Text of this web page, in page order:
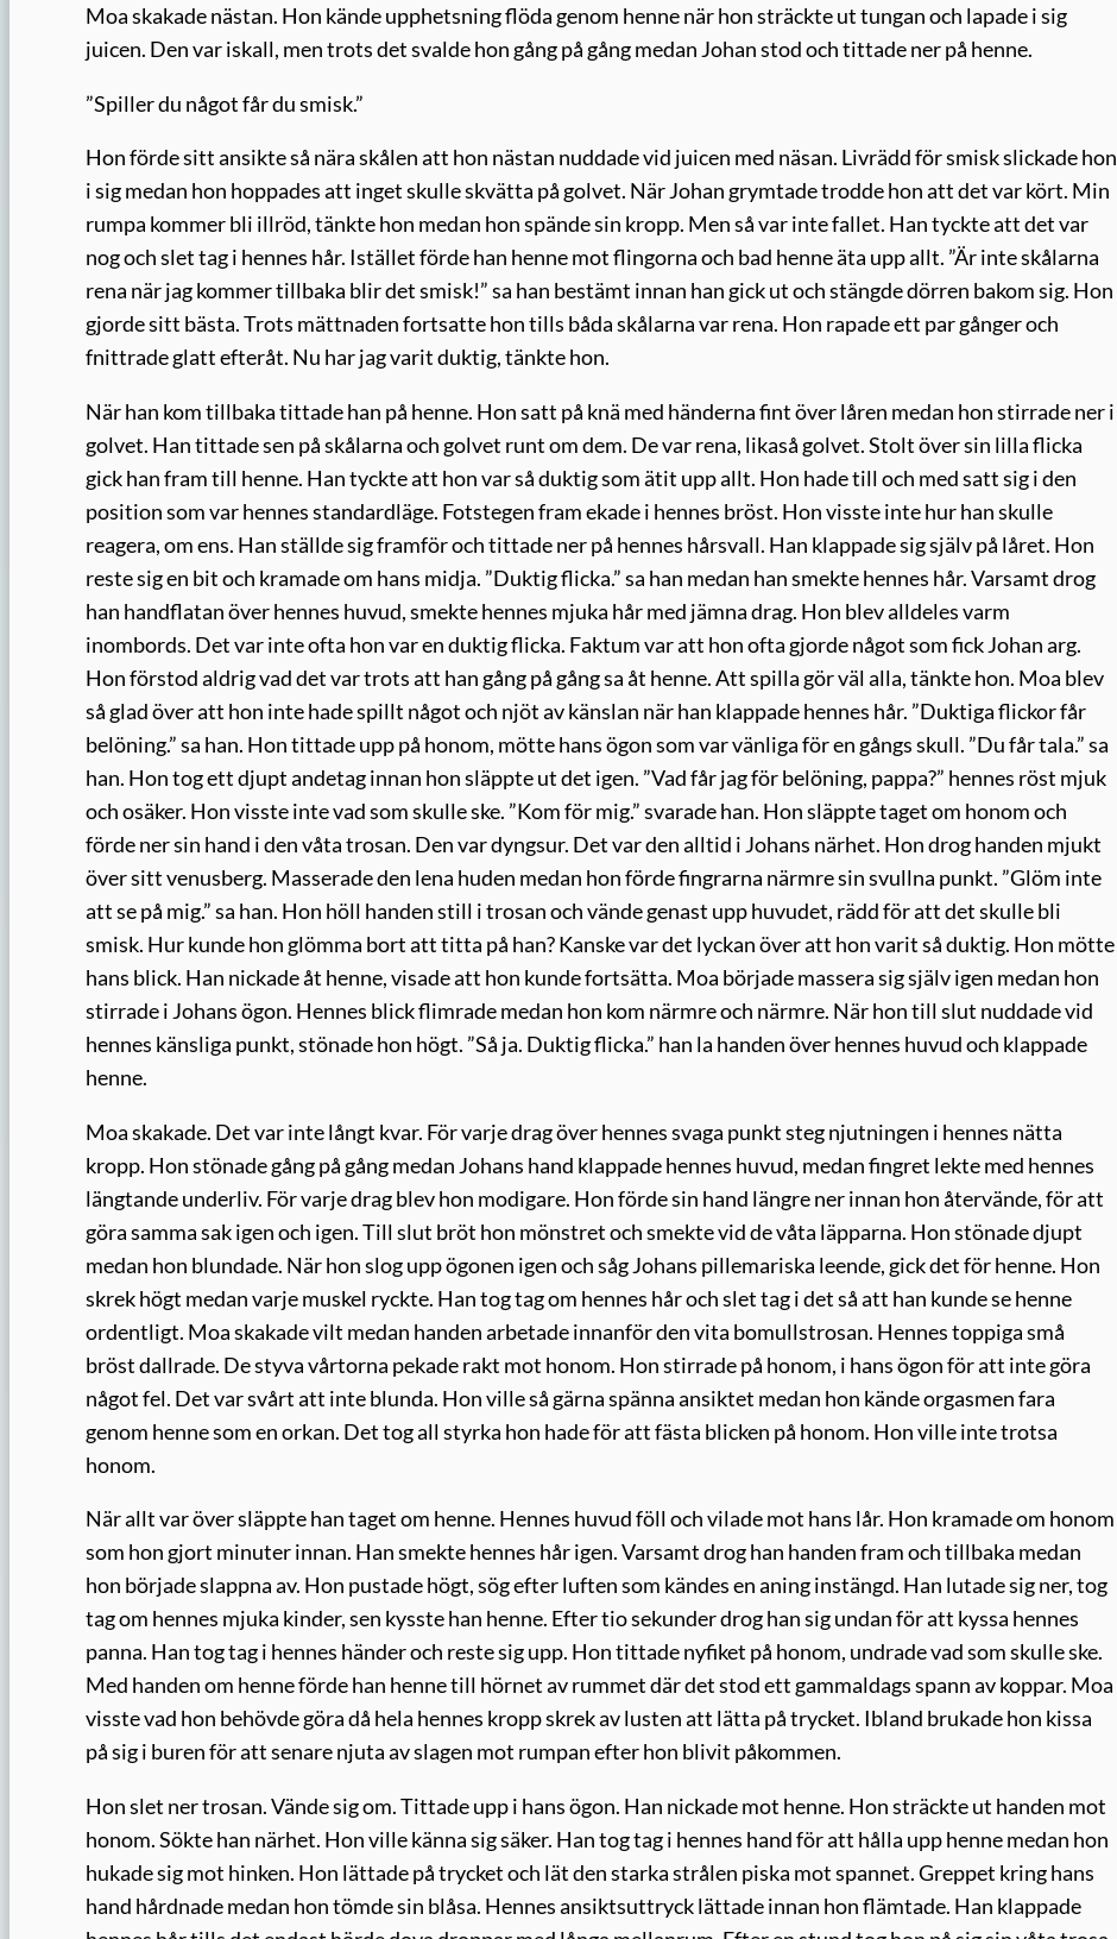
Moa skakade nästan. Hon kände upphetsning flöda genom henne när hon sträckte ut tungan och lapade i sig
juicen. Den var iskall, men trots det svalde hon gång på gång medan Johan stod och tittade ner på henne.
”Spiller du något får du smisk.”
Hon förde sitt ansikte så nära skålen att hon nästan nuddade vid juicen med näsan. Livrädd för smisk slickade hon
i sig medan hon hoppades att inget skulle skvätta på golvet. När Johan grymtade trodde hon att det var kört. Min
rumpa kommer bli illröd, tänkte hon medan hon spände sin kropp. Men så var inte fallet. Han tyckte att det var
nog och slet tag i hennes hår. Istället förde han henne mot flingorna och bad henne äta upp allt. ”Är inte skålarna
rena när jag kommer tillbaka blir det smisk!” sa han bestämt innan han gick ut och stängde dörren bakom sig. Hon
gjorde sitt bästa. Trots mättnaden fortsatte hon tills båda skålarna var rena. Hon rapade ett par gånger och
fnittrade glatt efteråt. Nu har jag varit duktig, tänkte hon.
När han kom tillbaka tittade han på henne. Hon satt på knä med händerna fint över låren medan hon stirrade ner i
golvet. Han tittade sen på skålarna och golvet runt om dem. De var rena, likaså golvet. Stolt över sin lilla flicka
gick han fram till henne. Han tyckte att hon var så duktig som ätit upp allt. Hon hade till och med satt sig i den
position som var hennes standardläge. Fotstegen fram ekade i hennes bröst. Hon visste inte hur han skulle
reagera, om ens. Han ställde sig framför och tittade ner på hennes hårsvall. Han klappade sig själv på låret. Hon
reste sig en bit och kramade om hans midja. ”Duktig flicka.” sa han medan han smekte hennes hår. Varsamt drog
han handflatan över hennes huvud, smekte hennes mjuka hår med jämna drag. Hon blev alldeles varm
inombords. Det var inte ofta hon var en duktig flicka. Faktum var att hon ofta gjorde något som fick Johan arg.
Hon förstod aldrig vad det var trots att han gång på gång sa åt henne. Att spilla gör väl alla, tänkte hon. Moa blev
så glad över att hon inte hade spillt något och njöt av känslan när han klappade hennes hår. ”Duktiga flickor får
belöning.” sa han. Hon tittade upp på honom, mötte hans ögon som var vänliga för en gångs skull. ”Du får tala.” sa
han. Hon tog ett djupt andetag innan hon släppte ut det igen. ”Vad får jag för belöning, pappa?” hennes röst mjuk
och osäker. Hon visste inte vad som skulle ske. ”Kom för mig.” svarade han. Hon släppte taget om honom och
förde ner sin hand i den våta trosan. Den var dyngsur. Det var den alltid i Johans närhet. Hon drog handen mjukt
över sitt venusberg. Masserade den lena huden medan hon förde fingrarna närmre sin svullna punkt. ”Glöm inte
att se på mig.” sa han. Hon höll handen still i trosan och vände genast upp huvudet, rädd för att det skulle bli
smisk. Hur kunde hon glömma bort att titta på han? Kanske var det lyckan över att hon varit så duktig. Hon mötte
hans blick. Han nickade åt henne, visade att hon kunde fortsätta. Moa började massera sig själv igen medan hon
stirrade i Johans ögon. Hennes blick flimrade medan hon kom närmre och närmre. När hon till slut nuddade vid
hennes känsliga punkt, stönade hon högt. ”Så ja. Duktig flicka.” han la handen över hennes huvud och klappade
henne.
Moa skakade. Det var inte långt kvar. För varje drag över hennes svaga punkt steg njutningen i hennes nätta
kropp. Hon stönade gång på gång medan Johans hand klappade hennes huvud, medan fingret lekte med hennes
längtande underliv. För varje drag blev hon modigare. Hon förde sin hand längre ner innan hon återvände, för att
göra samma sak igen och igen. Till slut bröt hon mönstret och smekte vid de våta läpparna. Hon stönade djupt
medan hon blundade. När hon slog upp ögonen igen och såg Johans pillemariska leende, gick det för henne. Hon
skrek högt medan varje muskel ryckte. Han tog tag om hennes hår och slet tag i det så att han kunde se henne
ordentligt. Moa skakade vilt medan handen arbetade innanför den vita bomullstrosan. Hennes toppiga små
bröst dallrade. De styva vårtorna pekade rakt mot honom. Hon stirrade på honom, i hans ögon för att inte göra
något fel. Det var svårt att inte blunda. Hon ville så gärna spänna ansiktet medan hon kände orgasmen fara
genom henne som en orkan. Det tog all styrka hon hade för att fästa blicken på honom. Hon ville inte trotsa
honom.
När allt var över släppte han taget om henne. Hennes huvud föll och vilade mot hans lår. Hon kramade om honom
som hon gjort minuter innan. Han smekte hennes hår igen. Varsamt drog han handen fram och tillbaka medan
hon började slappna av. Hon pustade högt, sög efter luften som kändes en aning instängd. Han lutade sig ner, tog
tag om hennes mjuka kinder, sen kysste han henne. Efter tio sekunder drog han sig undan för att kyssa hennes
panna. Han tog tag i hennes händer och reste sig upp. Hon tittade nyfiket på honom, undrade vad som skulle ske.
Med handen om henne förde han henne till hörnet av rummet där det stod ett gammaldags spann av koppar. Moa
visste vad hon behövde göra då hela hennes kropp skrek av lusten att lätta på trycket. Ibland brukade hon kissa
på sig i buren för att senare njuta av slagen mot rumpan efter hon blivit påkommen.
Hon slet ner trosan. Vände sig om. Tittade upp i hans ögon. Han nickade mot henne. Hon sträckte ut handen mot
honom. Sökte han närhet. Hon ville känna sig säker. Han tog tag i hennes hand för att hålla upp henne medan hon
hukade sig mot hinken. Hon lättade på trycket och lät den starka strålen piska mot spannet. Greppet kring hans
hand hårdnade medan hon tömde sin blåsa. Hennes ansiktsuttryck lättade innan hon flämtade. Han klappade